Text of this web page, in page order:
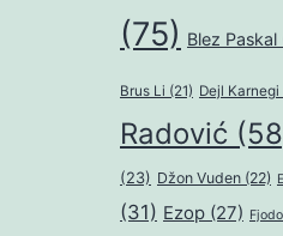
(75) Blez Paskal
Brus Li (21) Dejl Karnegi
Radović
(23) Džon Vuden (22)
(31) Ezop (27)